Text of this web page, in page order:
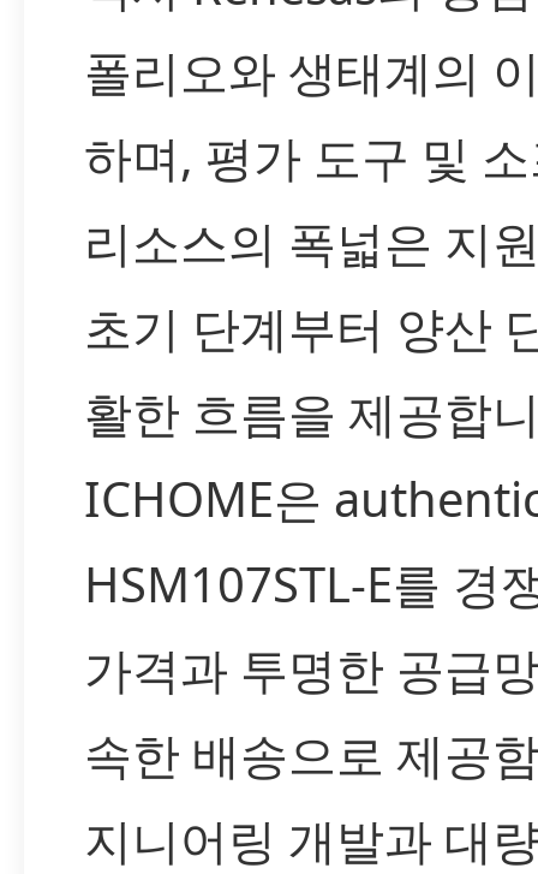
폴리오와 생태계의
하며, 평가 도구 및
리소스의 폭넓은 지
초기 단계부터 양산
활한 흐름을 제공합
ICHOME은
HSM107STL-E를 경
가격과 투명한 공급
속한 배송으로 제공
지니어링 개발과 대